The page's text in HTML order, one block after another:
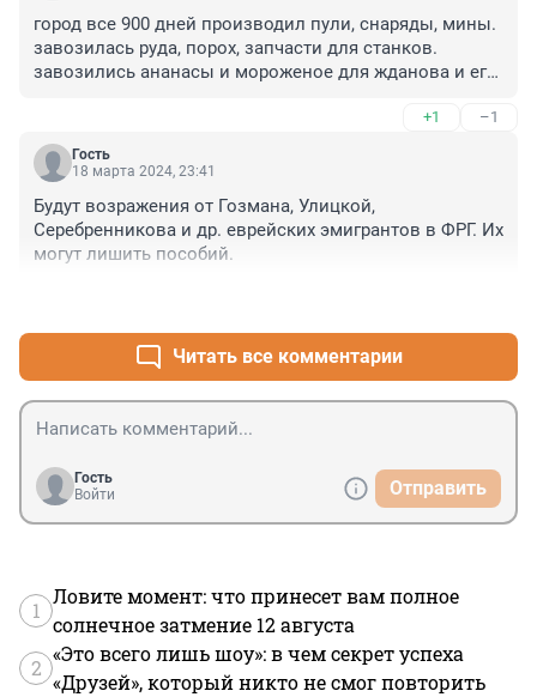
город все 900 дней производил пули, снаряды, мины.
завозилась руда, порох, запчасти для станков.
завозились ананасы и мороженое для жданова и его
обратно вывозились люды которые не могли стоять
у станков и оборонять город. Ставка ставили задачу
максимально сковать войска немцов чтобы оттянуть
выходом в тыл через повольжье и урал. мы за ценой
не постоим. в ставке думали, что люди в блокадном
городе обречены и на них было с их точки зрения
и тех кто должен был бы взрывать город, чтобы ни
достояние, ни люди не доставлись врагу. а чекист
Бобров жрал в три горла
+1 –1
Гость
18 марта 2024, 23:41
Будут возражения от Гозмана, Улицкой,
Серебренникова и др. еврейских эмигрантов в ФРГ. Их
могут лишить пособий.
Читать все комментарии
Гость
Войти
Отправить
1
Ловите момент: что принесет вам полное
солнечное затмение 12 августа
2
«Это всего лишь шоу»: в чем секрет успеха
«Друзей», который никто не смог повторить